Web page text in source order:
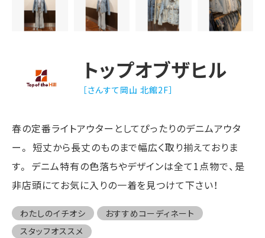
トップオブザヒル
［さんすて岡山 北館2F］
春の定番ライトアウターとしてぴったりのデニムアウタ
ー。 短丈から長丈のものまで幅広く取り揃えておりま
す。 デニム特有の色落ちやデザインは全て1点物で、是
非店頭にてお気に入りの一着を見つけて下さい！
わたしのイチオシ
おすすめコーディネート
スタッフオススメ